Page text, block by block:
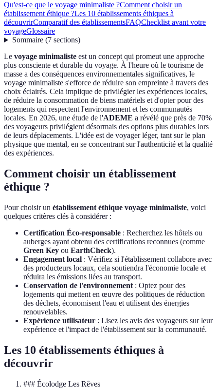
Qu'est-ce que le voyage minimaliste ?Comment choisir un
établissement éthique ?Les 10 établissements éthiques à
découvrirComparatif des établissementsFAQChecklist avant votre
voyageGlossaire
Sommaire(7 sections)
Le voyage minimaliste est un concept qui promeut une approche
plus consciente et durable du voyage. À l'heure où le tourisme de
masse a des conséquences environnementales significatives, le
voyage minimaliste s'efforce de réduire son empreinte à travers des
choix éclairés. Cela implique de privilégier les expériences locales,
de réduire la consommation de biens matériels et d'opter pour des
logements qui respectent l'environnement et les communautés
locales. En 2026, une étude de l'ADEME a révélé que près de 70%
des voyageurs privilégient désormais des options plus durables lors
de leurs déplacements. L'idée est de voyager léger, tant sur le plan
physique que mental, en se concentrant sur l'authenticité et la qualité
des expériences.
Comment choisir un établissement
éthique ?
Pour choisir un établissement éthique voyage minimaliste, voici
quelques critères clés à considérer :
Certification Éco-responsable : Recherchez les hôtels ou
auberges ayant obtenu des certifications reconnues (comme
Green Key ou EarthCheck).
Engagement local : Vérifiez si l'établissement collabore avec
des producteurs locaux, cela soutiendra l'économie locale et
réduira les émissions liées au transport.
Conservation de l'environnement : Optez pour des
logements qui mettent en œuvre des politiques de réduction
des déchets, économisent l'eau et utilisent des énergies
renouvelables.
Expérience utilisateur : Lisez les avis des voyageurs sur leur
expérience et l'impact de l'établissement sur la communauté.
Les 10 établissements éthiques à
découvrir
### Écolodge Les Rêves